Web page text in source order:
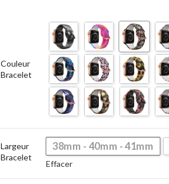
Couleur
Bracelet
Largeur
Bracelet
38mm - 40mm - 41mm
Effacer